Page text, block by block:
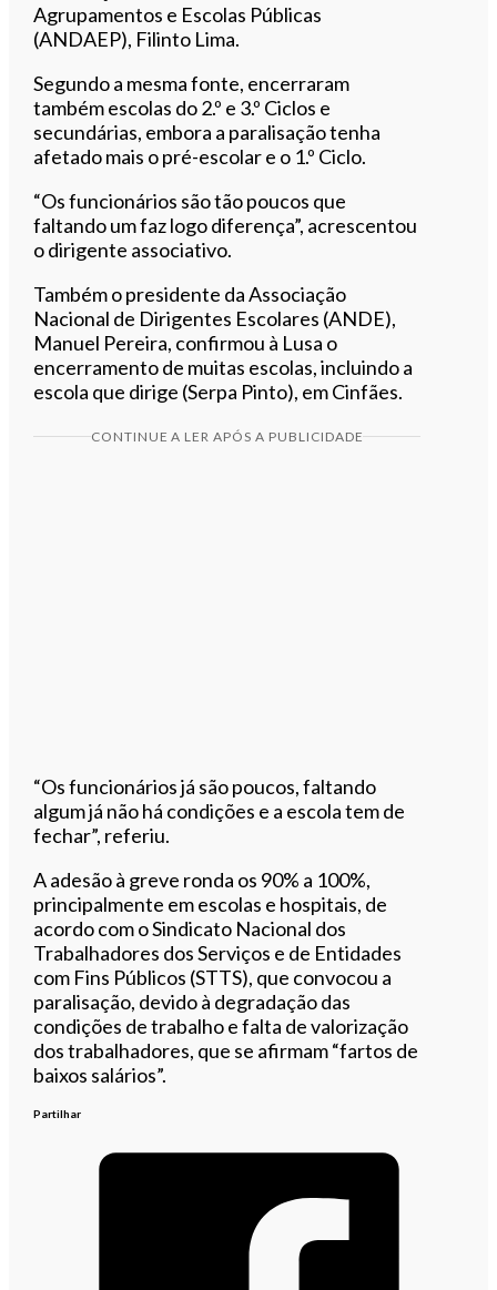
Agrupamentos e Escolas Públicas
(ANDAEP), Filinto Lima.
Segundo a mesma fonte, encerraram
também escolas do 2.º e 3.º Ciclos e
secundárias, embora a paralisação tenha
afetado mais o pré-escolar e o 1.º Ciclo.
“Os funcionários são tão poucos que
faltando um faz logo diferença”, acrescentou
o dirigente associativo.
Também o presidente da Associação
Nacional de Dirigentes Escolares (ANDE),
Manuel Pereira, confirmou à Lusa o
encerramento de muitas escolas, incluindo a
escola que dirige (Serpa Pinto), em Cinfães.
CONTINUE A LER APÓS A PUBLICIDADE
“Os funcionários já são poucos, faltando
algum já não há condições e a escola tem de
fechar”, referiu.
A adesão à greve ronda os 90% a 100%,
principalmente em escolas e hospitais, de
acordo com o Sindicato Nacional dos
Trabalhadores dos Serviços e de Entidades
com Fins Públicos (STTS), que convocou a
paralisação, devido à degradação das
condições de trabalho e falta de valorização
dos trabalhadores, que se afirmam “fartos de
baixos salários”.
Partilhar